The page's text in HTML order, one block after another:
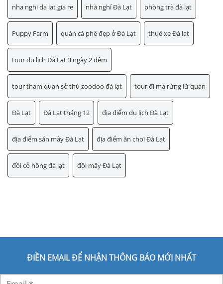
nha nghi da lat gia re nhà nghỉ Đà Lạt phòng trà đà lạt
Puppy Farm quán cà phê đẹp ở Đà Lạt thuê xe Đà lạt
tour du lịch Đà Lạt 3 ngày 2 đêm
tour tham quan sở thú zoodoo đà lạt tour đi ma rừng lữ quán
Đà Lạt Đà Lạt tháng 12 địa điểm du lịch Đà Lạt
địa điểm săn mây Đà Lạt địa điểm ăn chơi Đà Lạt
đồi cỏ hồng đà lạt đồi mây Đà Lạt
ĐIỀN EMAIL ĐỂ NHẬN THÔNG BÁO MỚI NHẤT